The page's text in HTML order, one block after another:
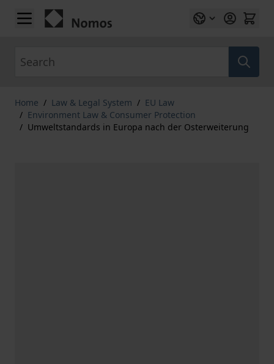
Skip to Content
Home / Law & Legal System / EU Law
/ Environment Law & Consumer Protection
/ Umweltstandards in Europa nach der Osterweiterung